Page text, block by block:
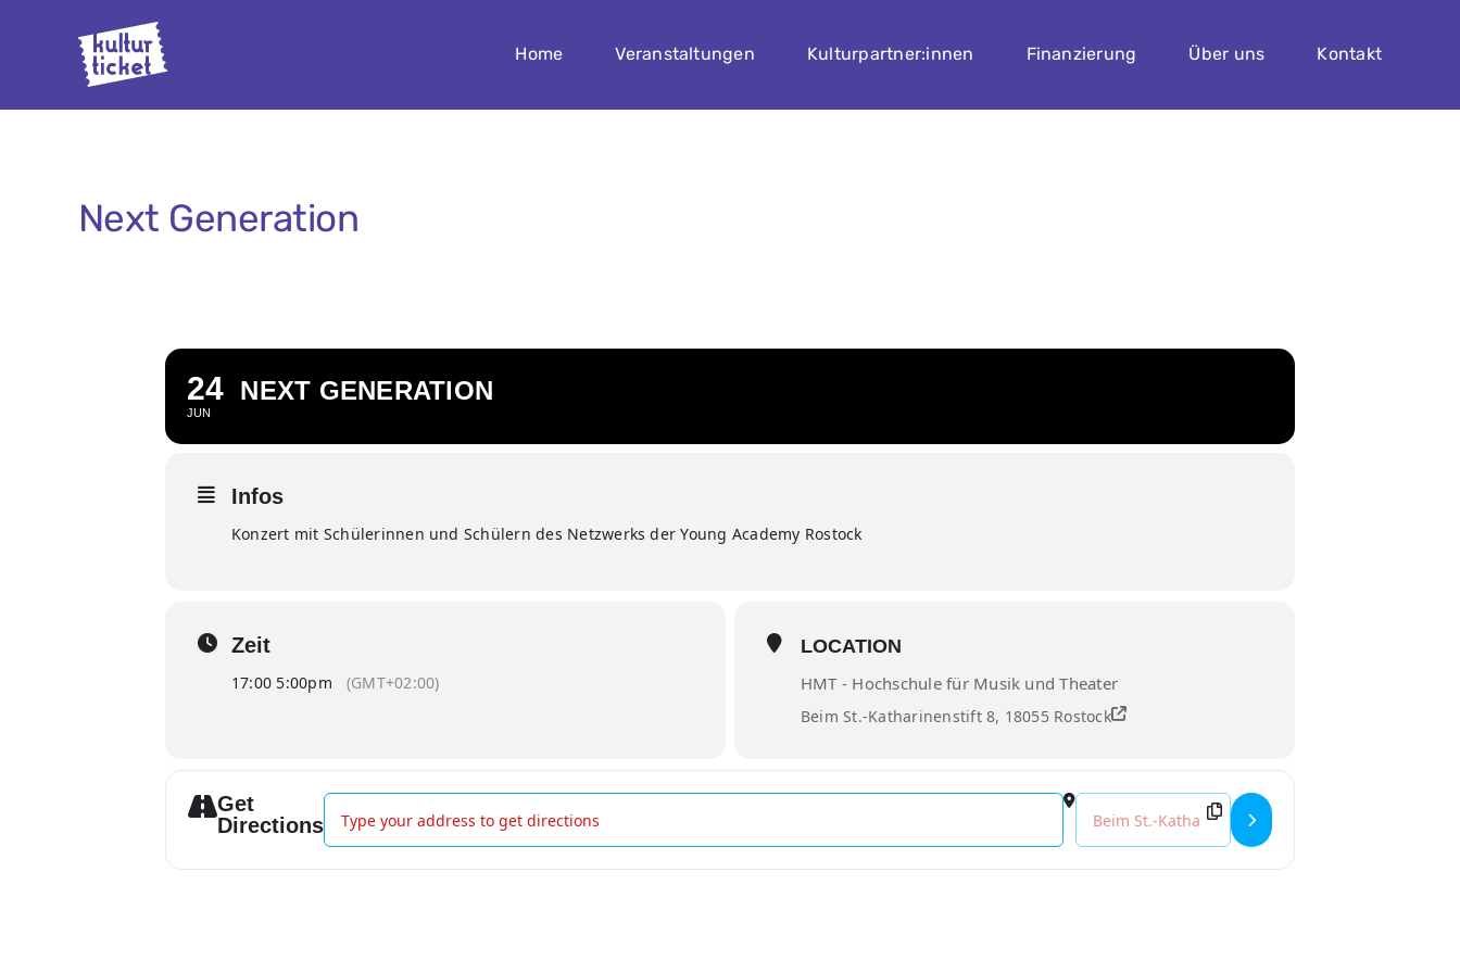
Home Veranstaltungen Kulturpartner:innen Finanzierung Über uns Kontakt
Next Generation
24
JUN
NEXT GENERATION
Infos
Konzert mit Schülerinnen und Schülern des Netzwerks der Young Academy Rostock
Zeit
17:00 5:00pm (GMT+02:00)
LOCATION
HMT - Hochschule für Musik und Theater
Beim St.-Katharinenstift 8, 18055 Rostock
Get
Directions
Address - Next Generation [] Destination Address - Next Generation []